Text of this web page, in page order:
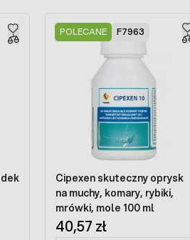
POLECANE F7963
Cipexen skuteczny oprysk
na muchy, komary, rybiki,
mrówki, mole 100 ml
40,57 zł